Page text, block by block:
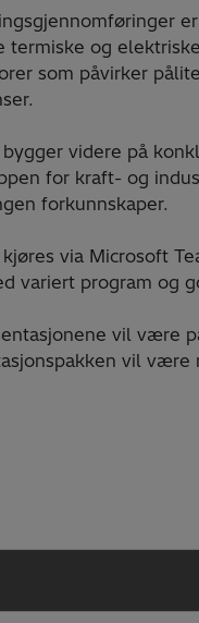
termiske og
som påvirker
videre på
for kraft- og
forkunnskaper.
via Microsoft
variert program og
vil være
vil være